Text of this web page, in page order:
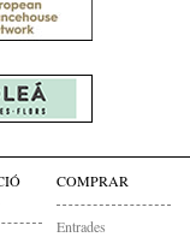
COMPRAR
Entrades